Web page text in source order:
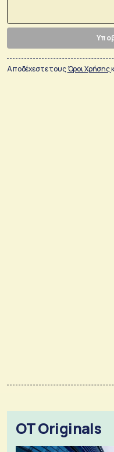
Αποδέχεστε τουςΌροι Χρήσης
OT Originals